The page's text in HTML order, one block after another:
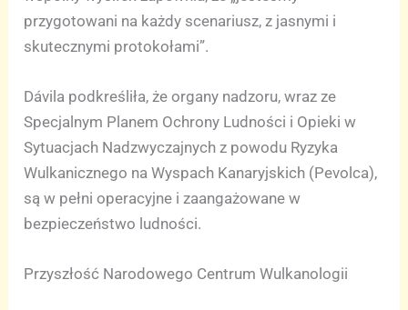
przygotowani na każdy scenariusz, z jasnymi i
skutecznymi protokołami”.
Dávila podkreśliła, że organy nadzoru, wraz ze
Specjalnym Planem Ochrony Ludności i Opieki w
Sytuacjach Nadzwyczajnych z powodu Ryzyka
Wulkanicznego na Wyspach Kanaryjskich (Pevolca),
są w pełni operacyjne i zaangażowane w
bezpieczeństwo ludności.
Przyszłość Narodowego Centrum Wulkanologii